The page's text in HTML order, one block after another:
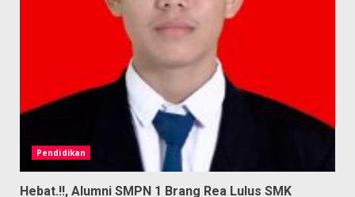
Pendidikan
Hebat.!!, Alumni SMPN 1 Brang Rea Lulus SMK